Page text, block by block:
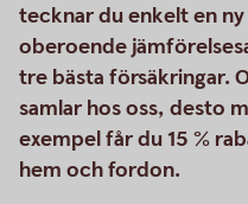
tecknar du enkelt en
oberoende
tre bästa försäkringar.
samlar hos oss, desto
exempel får du 15 %
hem och fordon.